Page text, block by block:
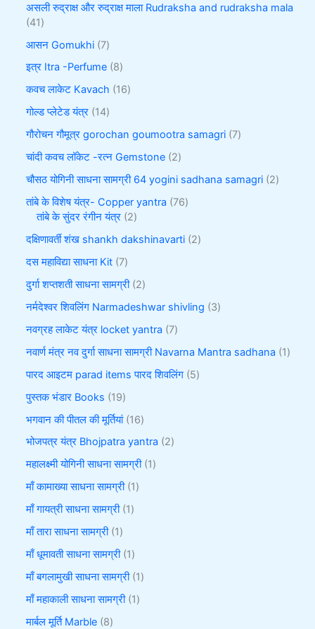
असली रुद्राक्ष और रुद्राक्ष माला Rudraksha and rudraksha mala
41
आसन Gomukhi 7
इत्र Itra -Perfume 8
कवच लाकेट Kavach 16
गोल्ड प्लेटेड यंत्र 14
गौरोचन गौमूत्र gorochan goumootra samagri 7
चांदी कवच लॉकेट -रत्न Gemstone 2
चौसठ योगिनी साधना सामग्री 64 yogini sadhana samagri 2
तांबे के विशेष यंत्र- Copper yantra 76
तांबे के सुंदर रंगीन यंत्र 2
दक्षिणावर्ती शंख shankh dakshinavarti 2
दस महाविद्या साधना Kit 7
दुर्गा शप्तशती साधना सामग्री 2
नर्मदेश्वर शिवलिंग Narmadeshwar shivling 3
नवग्रह लाकेट यंत्र locket yantra 7
नवार्ण मंत्र नव दुर्गा साधना सामग्री Navarna Mantra sadhana 1
पारद आइटम parad items पारद शिवलिंग 5
पुस्तक भंडार Books 19
भगवान की पीतल की मूर्तियां 16
भोजपत्र यंत्र Bhojpatra yantra 2
महालक्ष्मी योगिनी साधना सामग्री 1
माँ कामाख्या साधना सामग्री 1
माँ गायत्री साधना सामग्री 1
माँ तारा साधना सामग्री 1
माँ धूमावती साधना सामग्री 1
माँ बगलामुखी साधना सामग्री 1
माँ महाकाली साधना सामग्री 1
मार्बल मूर्ति Marble 8